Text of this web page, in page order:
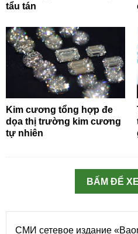
tẩu tán
Kim cương tổng hợp đe
dọa thị trường kim cương
tự nhiên
BẤM ĐỂ
СМИ сетевое издание